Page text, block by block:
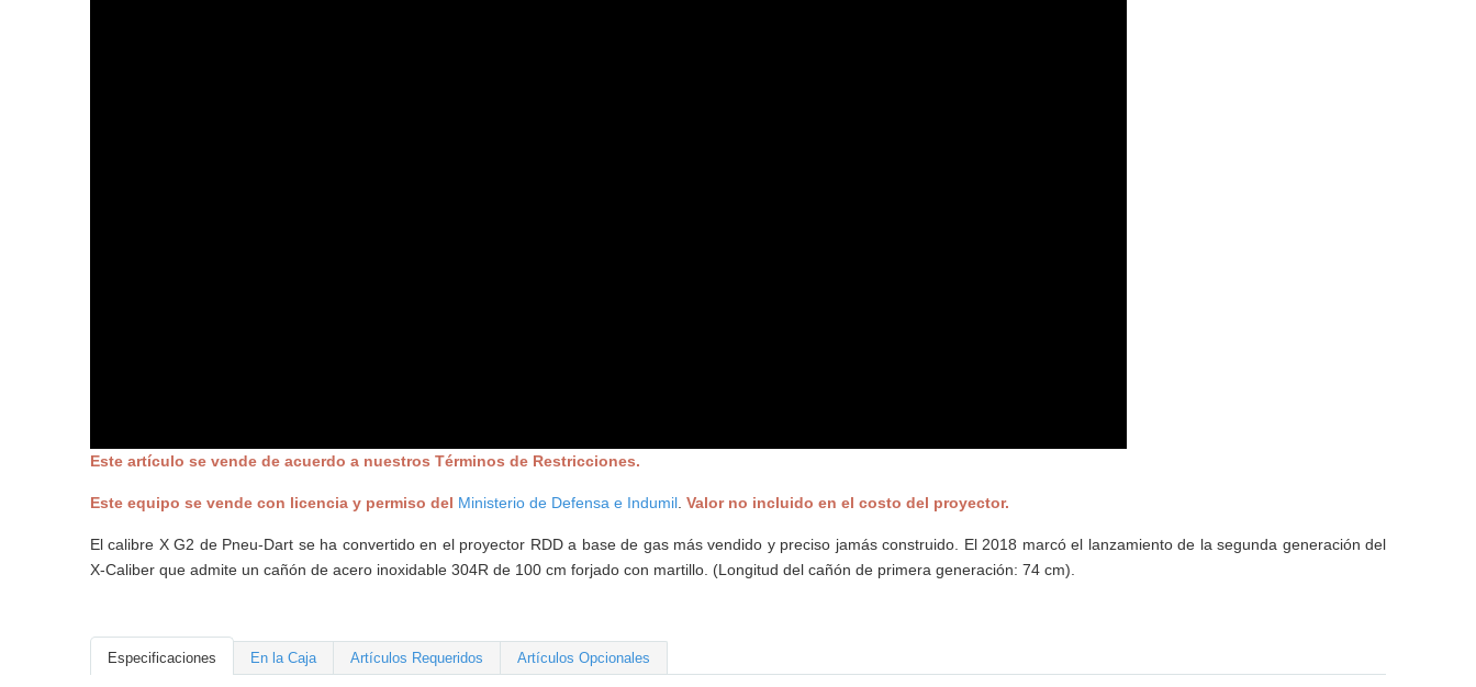
Este artículo se vende de acuerdo a nuestros Términos de Restricciones.
Este equipo se vende con licencia y permiso del Ministerio de Defensa e Indumil. Valor no incluido en el costo del proyector.
El calibre X G2 de Pneu-Dart se ha convertido en el proyector RDD a base de gas más vendido y preciso jamás construido. El 2018 marcó el lanzamiento de la segunda generación del
X-Caliber que admite un cañón de acero inoxidable 304R de 100 cm forjado con martillo. (Longitud del cañón de primera generación: 74 cm).
Especificaciones En la Caja Artículos Requeridos Artículos Opcionales